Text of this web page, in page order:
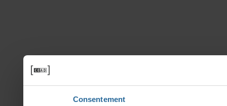
Consentement